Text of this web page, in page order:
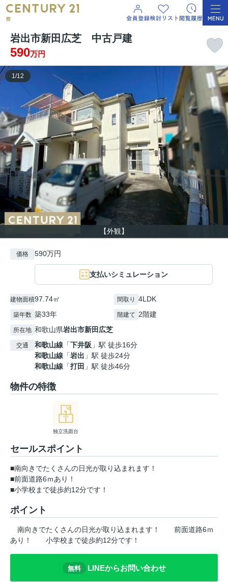
岩出市新田広芝 中古戸建
590万円
【外観】
1/12
価格 590万円
支払いシミュレーション
建物面積97.74㎡ 間取り 4LDK
築年数 築33年 階建て 2階建
所在地 和歌山県岩出市新田広芝
交通 和歌山線 「下井阪 」駅 徒歩16分
和歌山線 「岩出 」駅 徒歩24分
和歌山線 「打田 」駅 徒歩46分
物件の特徴
独立洗面台
セールスポイント
■南向きでたくさんの日光が取り込まれます！
■前面道路6ｍあり！
■小学校まで徒歩約12分です！
ポイント
南向きでたくさんの日光が取り込まれます！
前面道路6ｍ
あり！
小学校まで徒歩約12分です！
無料 LINEからお問い合わせ